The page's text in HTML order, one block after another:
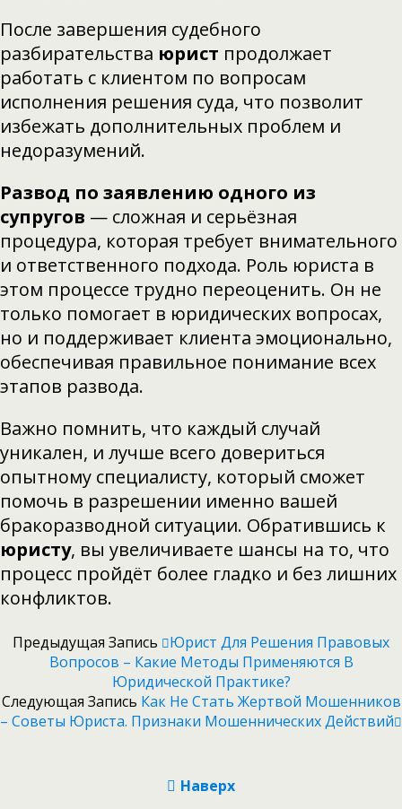
После завершения судебного
разбирательства юрист продолжает
работать с клиентом по вопросам
исполнения решения суда, что позволит
избежать дополнительных проблем и
недоразумений.
Развод по заявлению одного из
супругов — сложная и серьёзная
процедура, которая требует внимательного
и ответственного подхода. Роль юриста в
этом процессе трудно переоценить. Он не
только помогает в юридических вопросах,
но и поддерживает клиента эмоционально,
обеспечивая правильное понимание всех
этапов развода.
Важно помнить, что каждый случай
уникален, и лучше всего довериться
опытному специалисту, который сможет
помочь в разрешении именно вашей
бракоразводной ситуации. Обратившись к
юристу, вы увеличиваете шансы на то, что
процесс пройдёт более гладко и без лишних
конфликтов.
Предыдущая Запись
Юрист Для Решения Правовых
Вопросов – Какие Методы Применяются В
Юридической Практике?
Следующая Запись Как Не Стать Жертвой Мошенников
– Советы Юриста. Признаки Мошеннических Действий
Наверх